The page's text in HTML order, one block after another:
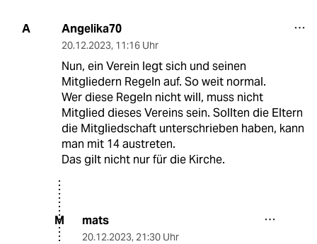
A Angelika70
20.12.2023, 11:16 Uhr
Nun, ein Verein legt sich und seinen
Mitgliedern Regeln auf. So weit normal.
Wer diese Regeln nicht will, muss nicht
Mitglied dieses Vereins sein. Sollten die Eltern
die Mitgliedschaft unterschrieben haben, kann
man mit 14 austreten.
Das gilt nicht nur für die Kirche.
M mats
20.12.2023, 21:30 Uhr